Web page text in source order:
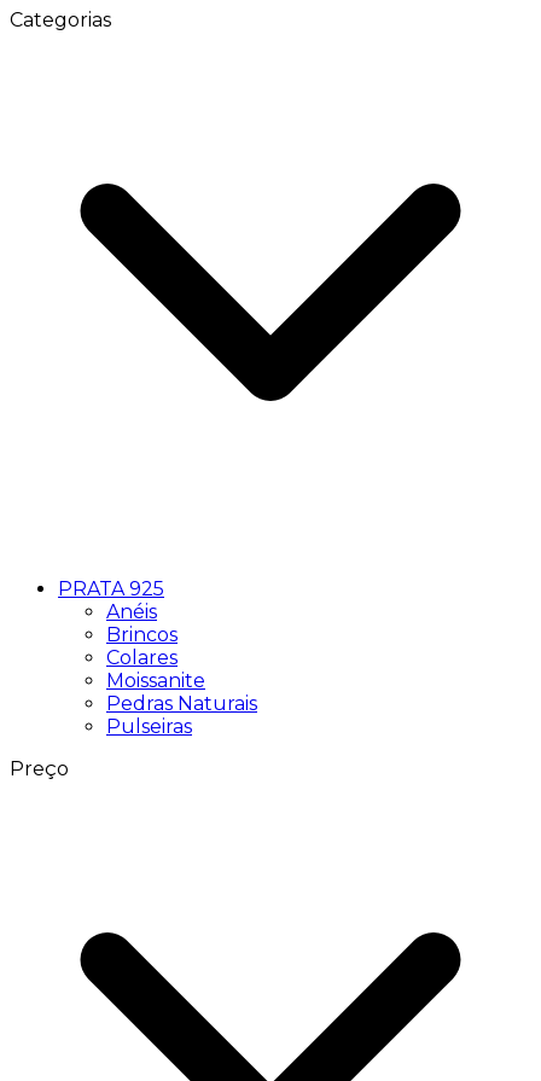
Categorias
PRATA 925
Anéis
Brincos
Colares
Moissanite
Pedras Naturais
Pulseiras
Preço